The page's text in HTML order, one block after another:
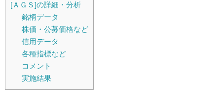
[ＡＧＳ]の詳細・分析
銘柄データ
株価・公募価格など
信用データ
各種指標など
コメント
実施結果